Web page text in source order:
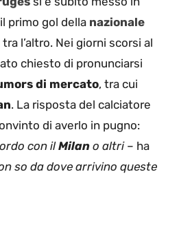
primo gol della nazionale
l’altro. Nei giorni scorsi al
chiesto di pronunciarsi
di mercato, tra cui
. La risposta del calciatore
di averlo in pugno:
con ilMilan o altri– ha
so da dove arrivino queste